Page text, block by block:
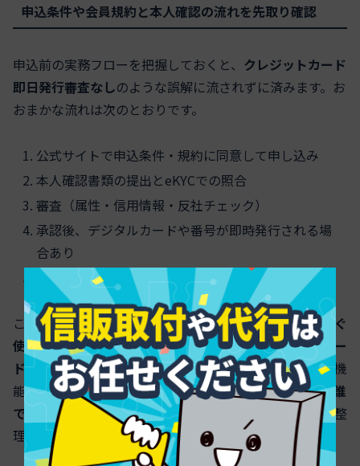
申込条件や会員規約と本人確認の流れを先取り確認
申込前の実務フローを把握しておくと、 クレジットカード
即日発行審査なしのような誤解に流されずに済みます。お
おまかな流れは次のとおりです。
公式サイトで申込条件・規約に同意して申し込み
本人確認書類の提出とeKYCでの照合
審査（属性・信用情報・反社チェック）
承認後、デジタルカードや番号が即時発行される場
合あり
物理カード到着、口座振替設定の完了
この手順の中で審査を迂回する工程は存在しません 。すぐ
使えるクレジットカードアプリやデジタルクレジットカー
ドアプリ でも同様で、即時利用は「審査通過が前提」の機
能です。手続きの事前理解は、無駄な再申込を減らし、誰
でも作れるクレカ即日の検索で混乱しがちなポイントを整
理する助けになります。